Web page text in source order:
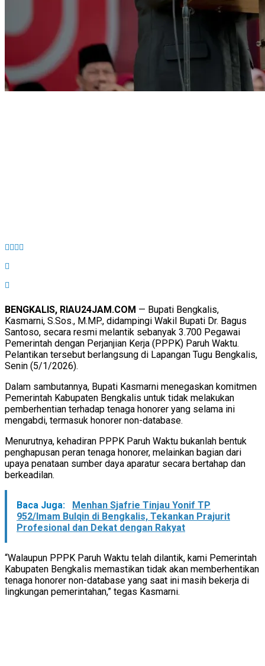
BENGKALIS, RIAU24JAM.COM — Bupati Bengkalis,
Kasmarni, S.Sos., M.MP., didampingi Wakil Bupati Dr. Bagus
Santoso, secara resmi melantik sebanyak 3.700 Pegawai
Pemerintah dengan Perjanjian Kerja (PPPK) Paruh Waktu.
Pelantikan tersebut berlangsung di Lapangan Tugu Bengkalis,
Senin (5/1/2026).
Dalam sambutannya, Bupati Kasmarni menegaskan komitmen
Pemerintah Kabupaten Bengkalis untuk tidak melakukan
pemberhentian terhadap tenaga honorer yang selama ini
mengabdi, termasuk honorer non-database.
Menurutnya, kehadiran PPPK Paruh Waktu bukanlah bentuk
penghapusan peran tenaga honorer, melainkan bagian dari
upaya penataan sumber daya aparatur secara bertahap dan
berkeadilan.
Baca Juga:
Menhan Sjafrie Tinjau Yonif TP
952/Imam Bulqin di Bengkalis, Tekankan Prajurit
Profesional dan Dekat dengan Rakyat
“Walaupun PPPK Paruh Waktu telah dilantik, kami Pemerintah
Kabupaten Bengkalis memastikan tidak akan memberhentikan
tenaga honorer non-database yang saat ini masih bekerja di
lingkungan pemerintahan,” tegas Kasmarni.